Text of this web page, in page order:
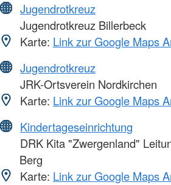
Jugendrotkreuz
Jugendrotkreuz Billerbeck
Karte: Link zur Google Maps
Jugendrotkreuz
JRK-Ortsverein Nordkirchen
Karte: Link zur Google Maps
Kindertageseinrichtung
DRK Kita "Zwergenland"
Berg
Karte: Link zur Google Maps